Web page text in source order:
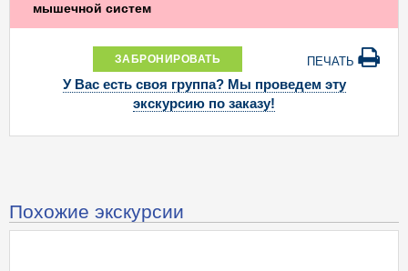
мышечной систем
ЗАБРОНИРОВАТЬ ПЕЧАТЬ
У Вас есть своя группа? Мы проведем эту
экскурсию по заказу!
Похожие экскурсии